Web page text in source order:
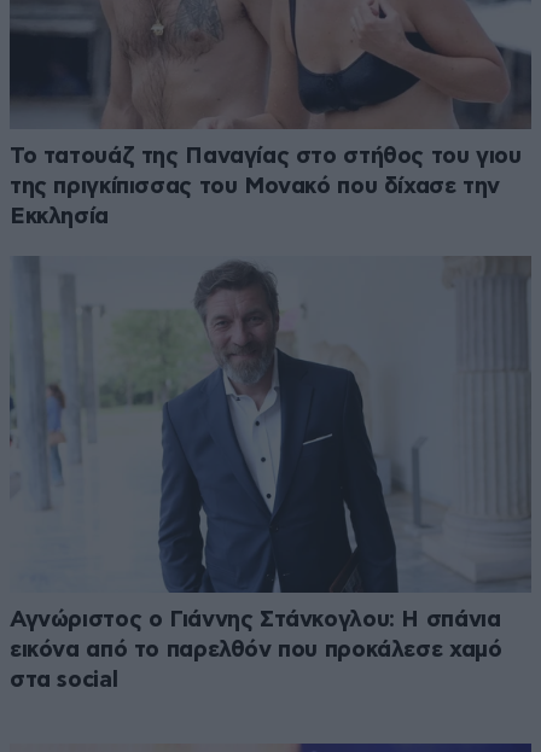
Το τατουάζ της Παναγίας στο στήθος του γιου
της πριγκίπισσας του Μονακό που δίχασε την
Εκκλησία
Αγνώριστος ο Γιάννης Στάνκογλου: Η σπάνια
εικόνα από το παρελθόν που προκάλεσε χαμό
στα social